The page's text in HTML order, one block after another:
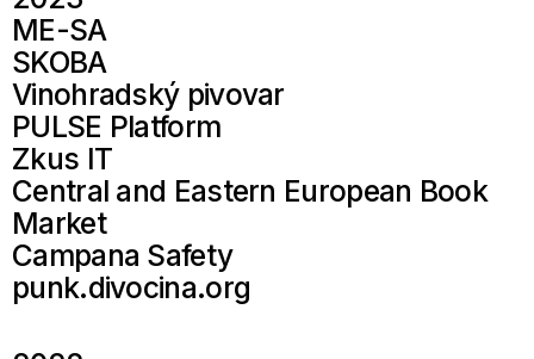
ME-SA
SKOBA
Vinohradský pivovar
PULSE Platform
Zkus IT
Central and Eastern European Book
Market
Campana Safety
punk.divocina.org